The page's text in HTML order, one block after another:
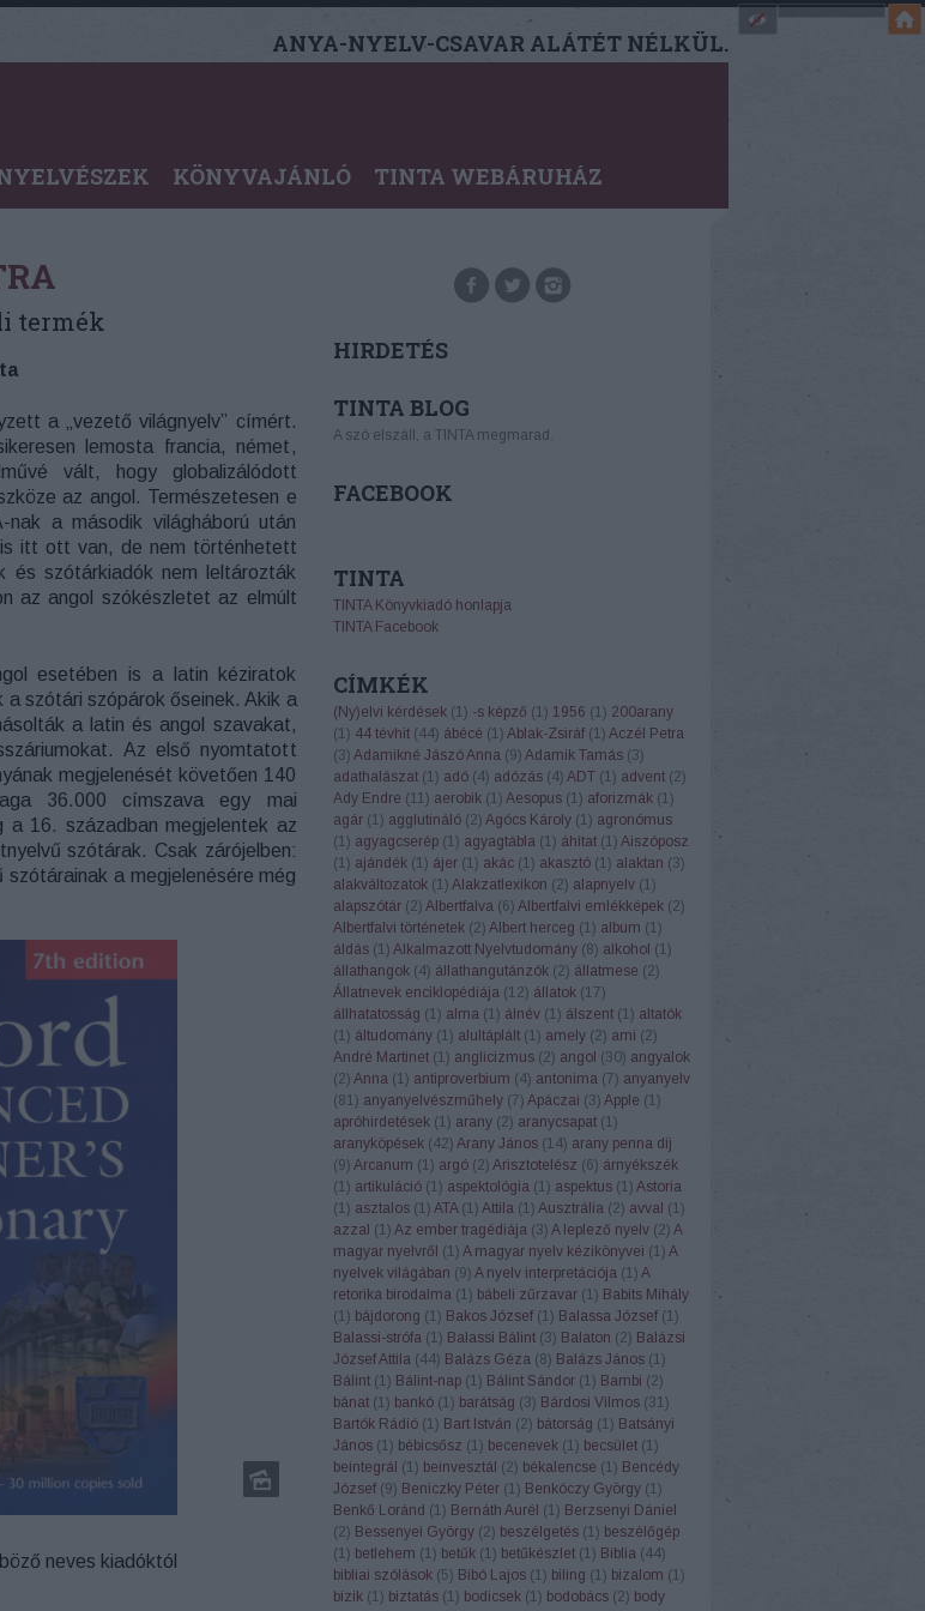
ANYA-NYELV-CSAVAR ALÁTÉT NÉLKÜL.
KÖNYVAJÁNLÓ TINTA WEBÁRUHÁZ
termék
a „vezető világnyelv” címért.
lemosta francia, német,
vált, hogy globalizálódott
az angol. Természetesen e
a második világháború után
itt ott van, de nem történhetett
és szótárkiadók nem leltározták
az angol szókészletet az elmúlt
esetében is a latin kéziratok
szótári szópárok őseinek. Akik a
a latin és angol szavakat,
Az első nyomtatott
megjelenését követően 140
36.000 címszava egy mai
a 16. században megjelentek az
szótárak. Csak zárójelben:
szótárainak a megjelenésére még
neves kiadóktól
HIRDETÉS
TINTA BLOG
A szó elszáll, a TINTA megmarad.
FACEBOOK
TINTA
TINTA Könyvkiadó honlapja
TINTA Facebook
CÍMKÉK
(Ny)elvi kérdések (1) -s képző (1) 1956 (1) 200arany
(1) 44 tévhit (44) ábécé (1) Ablak-Zsiráf (1) Aczél Petra
(3) Adamikné Jászó Anna (9) Adamik Tamás (3)
adathalászat (1) adó (4) adózás (4) ADT (1) advent (2)
Ady Endre (11) aerobik (1) Aesopus (1) aforizmák (1)
agár (1) agglutináló (2) Agócs Károly (1) agronómus
(1) agyagcserép (1) agyagtábla (1) áhítat (1) Aiszóposz
(1) ajándék (1) ájer (1) akác (1) akasztó (1) alaktan (3)
alakváltozatok (1) Alakzatlexikon (2) alapnyelv (1)
alapszótár (2) Albertfalva (6) Albertfalvi emlékképek (2)
Albertfalvi történetek (2) Albert herceg (1) album (1)
áldás (1) Alkalmazott Nyelvtudomány (8) alkohol (1)
állathangok (4) állathangutánzók (2) állatmese (2)
Állatnevek enciklopédiája (12) állatok (17)
állhatatosság (1) alma (1) álnév (1) álszent (1) altatók
(1) áltudomány (1) alultáplált (1) amely (2) ami (2)
André Martinet (1) anglicizmus (2) angol (30) angyalok
(2) Anna (1) antiproverbium (4) antonima (7) anyanyelv
(81) anyanyelvészműhely (7) Apáczai (3) Apple (1)
apróhirdetések (1) arany (2) aranycsapat (1)
aranyköpések (42) Arany János (14) arany penna díj
(9) Arcanum (1) argó (2) Arisztotelész (6) árnyékszék
(1) artikuláció (1) aspektológia (1) aspektus (1) Astoria
(1) asztalos (1) ATA (1) Attila (1) Ausztrália (2) avval (1)
azzal (1) Az ember tragédiája (3) A leplező nyelv (2) A
magyar nyelvről (1) A magyar nyelv kézikönyvei (1) A
nyelvek világában (9) A nyelv interpretációja (1) A
retorika birodalma (1) bábeli zűrzavar (1) Babits Mihály
(1) bájdorong (1) Bakos József (1) Balassa József (1)
Balassi-strófa (1) Balassi Bálint (3) Balaton (2) Balázsi
József Attila (44) Balázs Géza (8) Balázs János (1)
Bálint (1) Bálint-nap (1) Bálint Sándor (1) Bambi (2)
bánat (1) bankó (1) barátság (3) Bárdosi Vilmos (31)
Bartók Rádió (1) Bart István (2) bátorság (1) Batsányi
János (1) bébicsősz (1) becenevek (1) becsület (1)
beintegrál (1) beinvesztál (2) békalencse (1) Bencédy
József (9) Beniczky Péter (1) Benkóczy György (1)
Benkő Loránd (1) Bernáth Aurél (1) Berzsenyi Dániel
(2) Bessenyei György (2) beszélgetés (1) beszélőgép
(1) betlehem (1) betűk (1) betűkészlet (1) Biblia (44)
bibliai szólások (5) Bibó Lajos (1) biling (1) bizalom (1)
bízik (1) biztatás (1) bodicsek (1) bodobács (2) body